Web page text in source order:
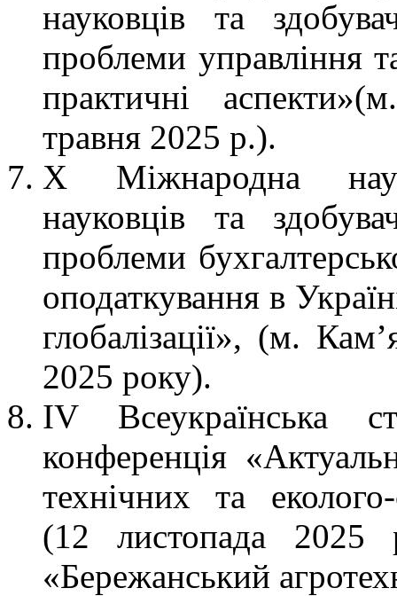
науковців та
проблеми управління
практичні
травня 2025 р.).
Х Міжнародна
науковців та
проблеми
оподаткування в
глобалізації», (м.
2025 року).
ІV Всеукраїнська
конференція
технічних та
(12 листопада
«Бережанський